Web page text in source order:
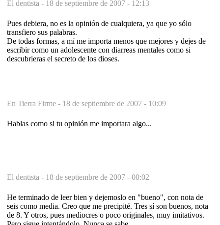
El dentista - 18 de septiembre de 2007 - 12:13
Pues debiera, no es la opinión de cualquiera, ya que yo sólo
transfiero sus palabras.
De todas formas, a mí me importa menos que mejores y dejes de
escribir como un adolescente con diarreas mentales como si
descubrieras el secreto de los dioses.
En Tierra Firme - 18 de septiembre de 2007 - 10:09
Hablas como si tu opinión me importara algo...
El dentista - 18 de septiembre de 2007 - 00:02
He terminado de leer bien y dejemoslo en "bueno", con nota de
seis como media. Creo que me precipité. Tres sí son buenos, nota
de 8. Y otros, pues mediocres o poco originales, muy imitativos.